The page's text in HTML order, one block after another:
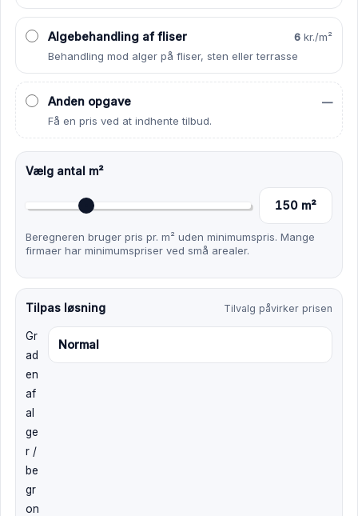
Algebehandling af fliser 6 kr./m²
Behandling mod alger på fliser, sten eller terrasse
Anden opgave
—
Få en pris ved at indhente tilbud.
Vælg antal m²
150 m²
Beregneren bruger pris pr. m² uden minimumspris. Mange
firmaer har minimumspriser ved små arealer.
Tilpas løsning Tilvalg påvirker prisen
Gr
ad
en
af
al
ge
r /
be
gr
on